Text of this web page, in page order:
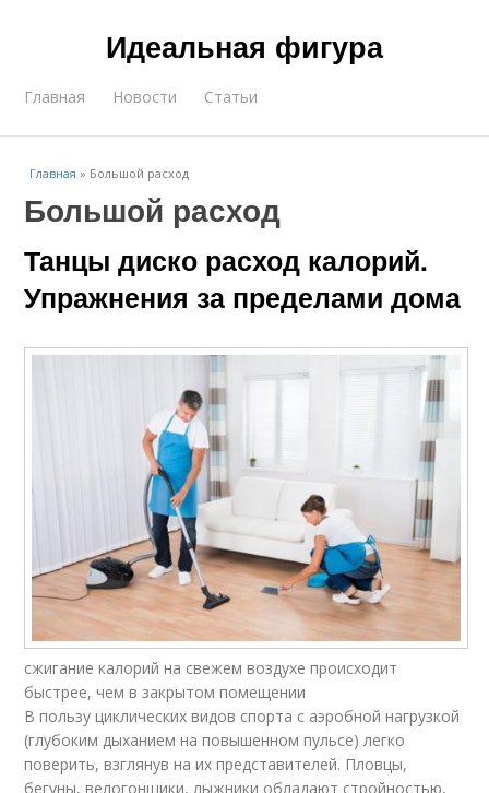
Идеальная фигура
Главная Новости Статьи
Главная » Большой расход
Большой расход
Танцы диско расход калорий.
Упражнения за пределами дома
сжигание калорий на свежем воздухе происходит
быстрее, чем в закрытом помещении
В пользу циклических видов спорта с аэробной нагрузкой
(глубоким дыханием на повышенном пульсе) легко
поверить, взглянув на их представителей. Пловцы,
бегуны, велогонщики, лыжники обладают стройностью,